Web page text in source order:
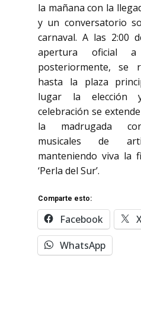
la mañana con la
y un conversatorio
carnaval. A las 2:00
apertura oficial
posteriormente, se
hasta la plaza
lugar la elección
celebración se
la madrugada
musicales de
manteniendo viva la
‘Perla del Sur’.
Comparte esto:
Facebook
WhatsApp